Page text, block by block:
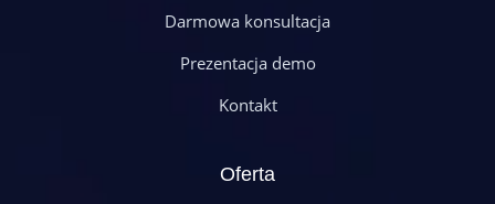
Darmowa konsultacja
Prezentacja demo
Kontakt
Oferta